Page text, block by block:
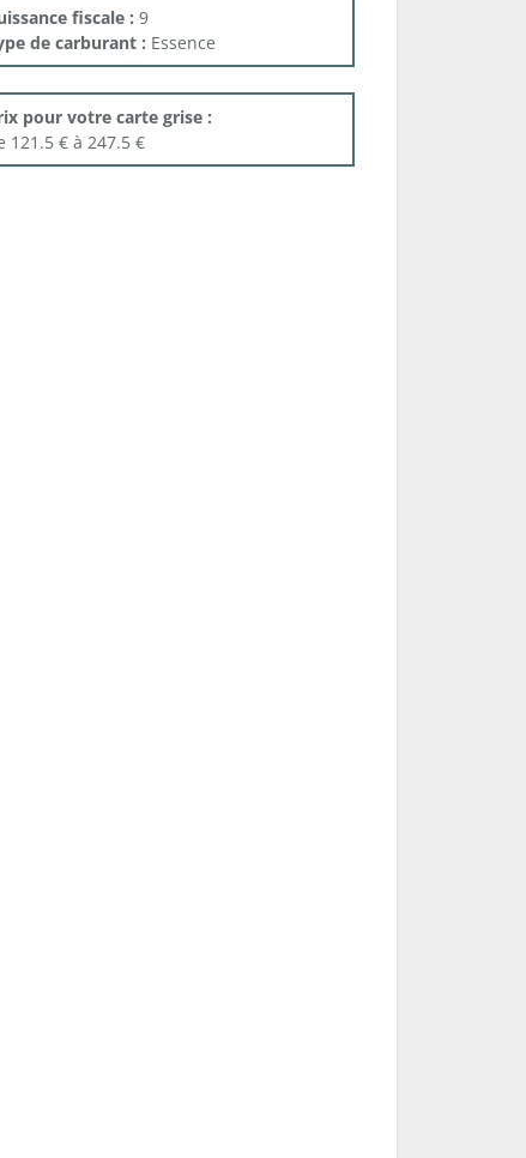
fiscale : 9
de carburant : Essence
pour votre carte grise :
121.5 € à 247.5 €